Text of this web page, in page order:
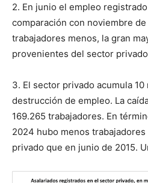
2. En junio el empleo
comparación con noviembre
trabajadores menos, la gran
provenientes del sector privado
3. El sector privado acumula
destrucción de empleo. La
169.265 trabajadores. En
2024 hubo menos
privado que en junio de 2015.